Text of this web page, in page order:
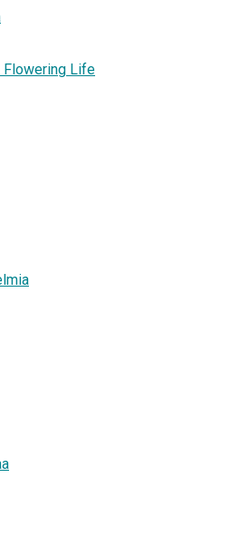
Flowering Life